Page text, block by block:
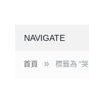
NAVIGATE
首頁 » 標籤為 "